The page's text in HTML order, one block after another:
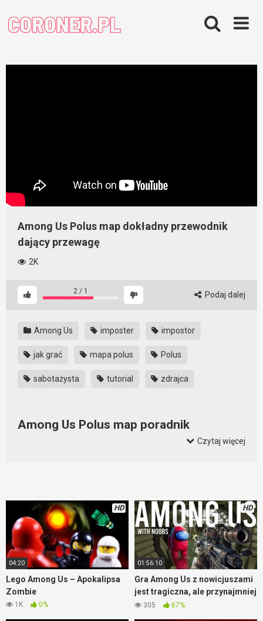
content
Among Us Polus map dokładny przewodnik
dający przewagę
2K
2 / 1 Podaj dalej
Among Us imposter impostor
jak grać mapa polus Polus
sabotażysta tutorial zdrajca
Among Us Polus map poradnik
Strategia, ciekawe miejscówki i zasady poruszania się po
mapie Polus. To wszystko sprawi, że będziecie niepokonani.
No chyba, że ktoś inny tez obejrzy ten poradnik i wyciągnie
wnioski. Among Us Polus map to podstawa dla każdego
lubiącego wygrywać gracza. Serio. Ciekawe czy to prawda, że
mapa polusjest najpopularniejszą lokalizacją w grze? Brzmi
prawdopodobnie.
Czytaj więcej
HD
04:20
Lego Among Us – Apokalipsa
Zombie
1K 0%
HD
01:56:10
Gra Among Us z nowicjuszami
jest tragiczna, ale przynajmniej
jest wesoło
305 67%